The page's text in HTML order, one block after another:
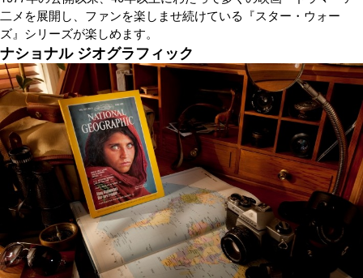
二メを展開し、ファンを楽しませ続けている『スター・ウォー
ズ』シリーズが楽しめます。
ナショナル ジオグラフィック